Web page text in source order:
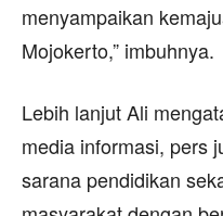
menyampaikan
Mojokerto,” imbuhnya.
Lebih lanjut Ali
media informasi, pers
sarana pendidikan